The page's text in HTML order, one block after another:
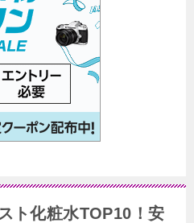
ト化粧水TOP10！安